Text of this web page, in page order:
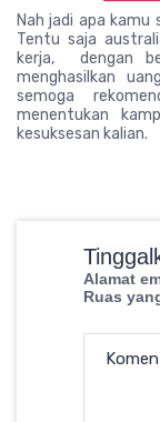
Nah jadi apa
Tentu saja
kerja, dengan
menghasilkan
semoga
menentukan
kesuksesan kalian.
Alamat
Ruas